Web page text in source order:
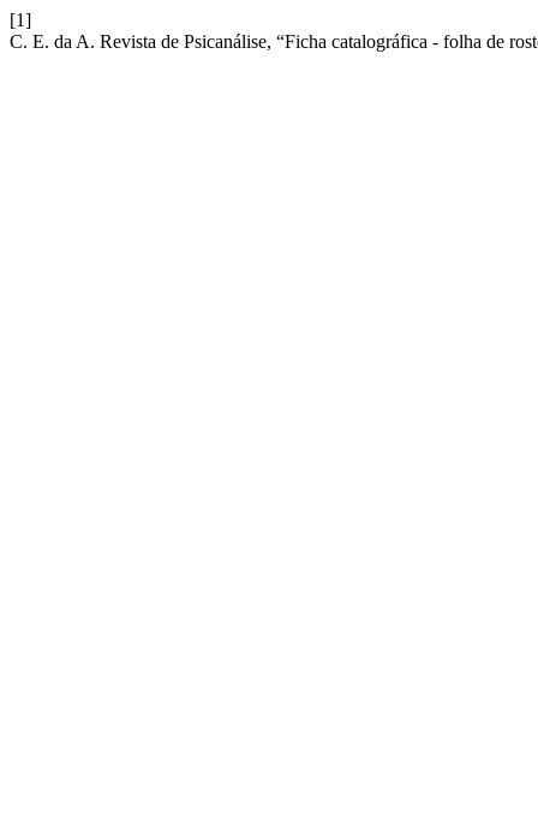
[1]
C. E. da A. Revista de Psicanálise, “Ficha catalográfica - folha de